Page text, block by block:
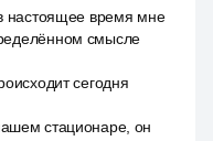
настоящее время мне
смысле
сегодня
стационаре, он